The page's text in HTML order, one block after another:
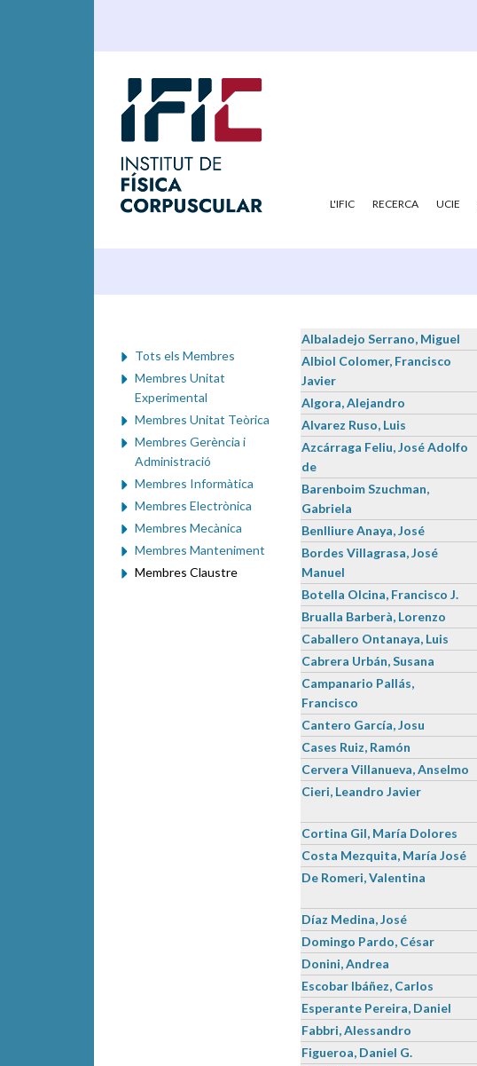
L'IFIC RECERCA UCIE
Albaladejo Serrano, Miguel
Albiol Colomer, Francisco
Javier
Algora, Alejandro
Alvarez Ruso, Luis
Azcárraga Feliu, José Adolfo
de
Barenboim Szuchman,
Gabriela
Benlliure Anaya, José
Bordes Villagrasa, José
Manuel
Botella Olcina, Francisco J.
Brualla Barberà, Lorenzo
Caballero Ontanaya, Luis
Cabrera Urbán, Susana
Campanario Pallás,
Francisco
Cantero García, Josu
Cases Ruiz, Ramón
Cervera Villanueva, Anselmo
Cieri, Leandro Javier
Cortina Gil, María Dolores
Costa Mezquita, María José
De Romeri, Valentina
Díaz Medina, José
Domingo Pardo, César
Donini, Andrea
Escobar Ibáñez, Carlos
Esperante Pereira, Daniel
Fabbri, Alessandro
Figueroa, Daniel G.
Tots els Membres
Membres Unitat
Experimental
Membres Unitat Teòrica
Membres Gerència i
Administració
Membres Informàtica
Membres Electrònica
Membres Mecànica
Membres Manteniment
Membres Claustre